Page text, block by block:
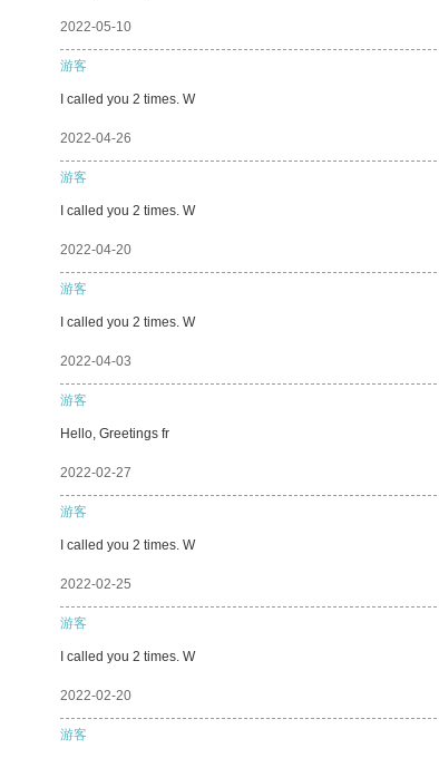
2022-05-10
游客
I called you 2 times. W
2022-04-26
游客
I called you 2 times. W
2022-04-20
游客
I called you 2 times. W
2022-04-03
游客
Hello, Greetings fr
2022-02-27
游客
I called you 2 times. W
2022-02-25
游客
I called you 2 times. W
2022-02-20
游客